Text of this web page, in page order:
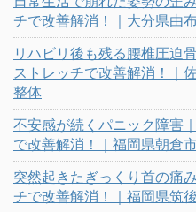
チで改善解消！｜大分県由
リハビリ後も残る腰椎圧迫
ストレッチで改善解消！｜
整体
不安感が続くパニック障害
で改善解消！｜福岡県朝倉
突然起きたぎっくり首の痛
チで改善解消！｜福岡県筑